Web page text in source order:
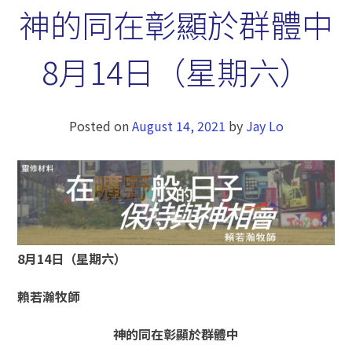
神的同在彰顯於群體中
8月14日（星期六）
Posted onAugust 14, 2021 by Jay Lo
8月14日（星期六）
賴若瀚牧師
神的同在彰顯於群體中